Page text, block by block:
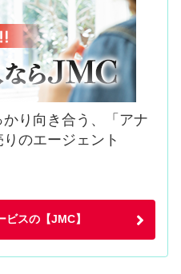
り向き合う、「アナ
のエージェント
ビスの【JMC】